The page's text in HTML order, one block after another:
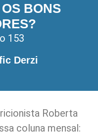
BONS
153
Derzi
Roberta
coluna mensal: